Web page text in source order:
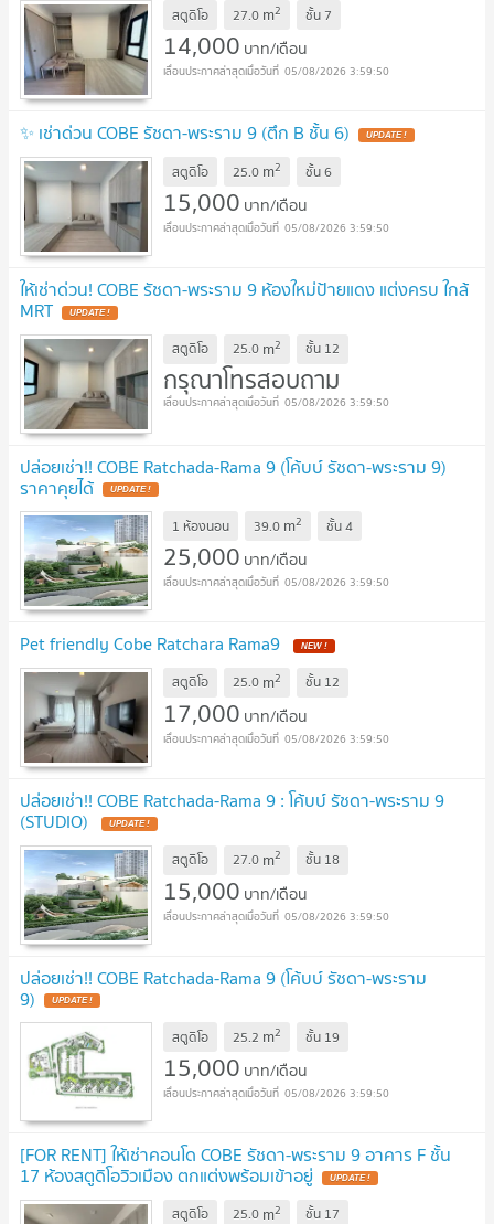
สตูดิโอ 27.0 m2 ชั้น 7
14,000 บาท/เดือน
05/08/2026 3:59:50
✨ เช่าด่วน COBE รัชดา-พระราม 9 (ตึก B ชั้น 6)
สตูดิโอ 25.0 m2 ชั้น6
15,000 บาท/เดือน
05/08/2026 3:59:50
ให้เช่าด่วน! COBE รัชดา-พระราม 9 ห้องใหม่ป้ายแดง แต่งครบ ใกล้
MRT
สตูดิโอ 25.0 m2 ชั้น 12
กรุณาโทรสอบถาม
05/08/2026 3:59:50
ปล่อยเช่า!! COBE Ratchada-Rama 9 (โค้บบ์ รัชดา-พระราม 9)
ราคาคุยได้
1 ห้องนอน 39.0 m2 ชั้น4
25,000 บาท/เดือน
05/08/2026 3:59:50
Pet friendly Cobe Ratchara Rama9
สตูดิโอ 25.0 m2 ชั้น 12
17,000 บาท/เดือน
05/08/2026 3:59:50
ปล่อยเช่า!! COBE Ratchada-Rama 9 : โค้บบ์ รัชดา-พระราม 9
(STUDIO)
สตูดิโอ 27.0 m2 ชั้น 18
15,000 บาท/เดือน
05/08/2026 3:59:50
ปล่อยเช่า!! COBE Ratchada-Rama 9 (โค้บบ์ รัชดา-พระราม
9)
สตูดิโอ 25.2 m2 ชั้น 19
15,000 บาท/เดือน
05/08/2026 3:59:50
[FOR RENT] ให้เช่าคอนโด COBE รัชดา-พระราม 9 อาคาร F ชั้น
17 ห้องสตูดิโอวิวเมือง ตกแต่งพร้อมเข้าอยู่
สตูดิโอ 25.0 m2 ชั้น 17